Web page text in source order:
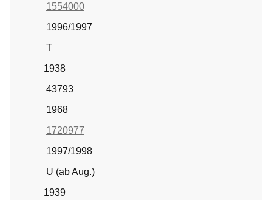
1554000
1996/1997
T
1938
43793
1968
1720977
1997/1998
U (ab Aug.)
1939